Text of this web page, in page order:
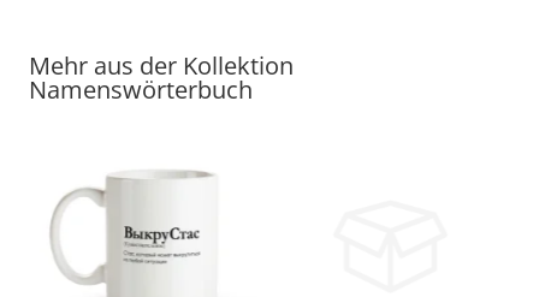
Mehr aus der Kollektion
Namenswörterbuch